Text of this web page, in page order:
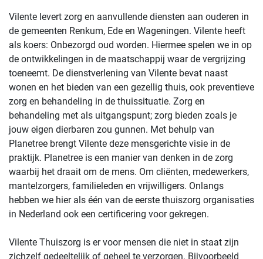
Vilente levert zorg en aanvullende diensten aan ouderen in
de gemeenten Renkum, Ede en Wageningen. Vilente heeft
als koers: Onbezorgd oud worden. Hiermee spelen we in op
de ontwikkelingen in de maatschappij waar de vergrijzing
toeneemt. De dienstverlening van Vilente bevat naast
wonen en het bieden van een gezellig thuis, ook preventieve
zorg en behandeling in de thuissituatie. Zorg en
behandeling met als uitgangspunt; zorg bieden zoals je
jouw eigen dierbaren zou gunnen. Met behulp van
Planetree brengt Vilente deze mensgerichte visie in de
praktijk. Planetree is een manier van denken in de zorg
waarbij het draait om de mens. Om cliënten, medewerkers,
mantelzorgers, familieleden en vrijwilligers. Onlangs
hebben we hier als één van de eerste thuiszorg organisaties
in Nederland ook een certificering voor gekregen.
Vilente Thuiszorg is er voor mensen die niet in staat zijn
zichzelf gedeeltelijk of geheel te verzorgen. Bijvoorbeeld